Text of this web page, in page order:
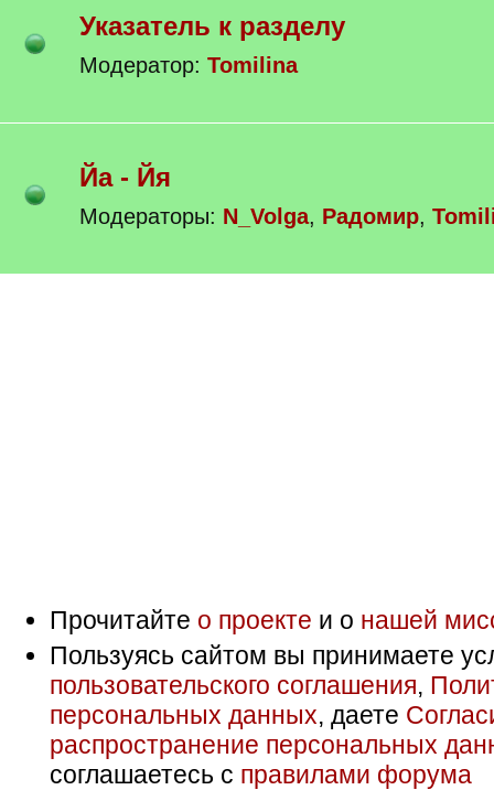
Указатель к разделу
Модератор: Tomilina
Йа - Йя
Модераторы: N_Volga, Радомир,
Прочитайте о проекте и о нашей
Пользуясь сайтом вы принимаете
пользовательского соглашения,
персональных данных, даете
распространение персональных
соглашаетесь с правилами форума